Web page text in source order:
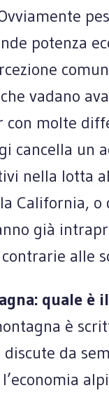
potenza
vadano
con molte
cancella un
nella lotta
California,
già
contrarie alle
quale è
è
da